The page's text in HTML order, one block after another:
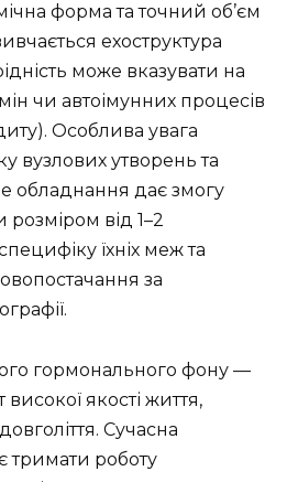
форма та точний об’єм
ехоструктура
може вказувати на
чи автоімунних процесів
Особлива увага
вузлових утворень та
обладнання дає змогу
розміром від 1–2
їхніх меж та
за
гормонального фону —
якості життя,
Сучасна
тримати роботу